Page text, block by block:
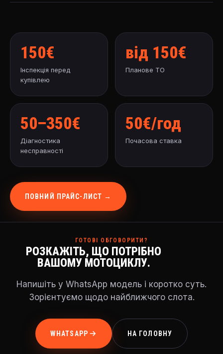
150€
Інспекція перед
купівлею
від 150€
Планове ТО
50–350€
Діагностика
несправності
50€/год
Почасова ставка
ПОВНИЙ ПРАЙС-ЛИСТ →
ГОТОВІ ОБГОВОРИТИ?
РОЗКАЖІТЬ, ЩО ПОТРІБНО
ВАШОМУ МОТОЦИКЛУ.
Напишіть у WhatsApp модель і коротко суть.
Зорієнтуємо щодо найближчого слота.
WHATSAPP НА ГОЛОВНУ